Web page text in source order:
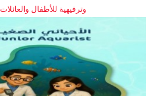
وترفيهية للأطفال والعائلات